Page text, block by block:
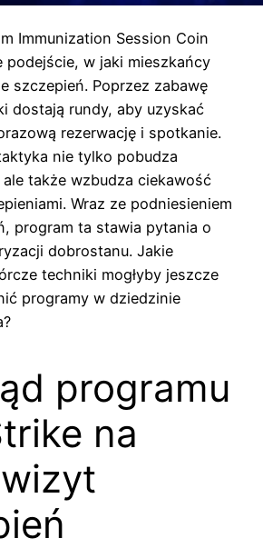
Immunization Session Coin
podejście, w jaki mieszkańcy
szczepień. Poprzez zabawę
dostają rundy, aby uzyskać
rezerwację i spotkanie.
nie tylko pobudza
także wzbudza ciekawość
Wraz ze podniesieniem
program ta stawia pytania o
dobrostanu. Jakie
techniki mogłyby jeszcze
programy w dziedzinie
programu
na